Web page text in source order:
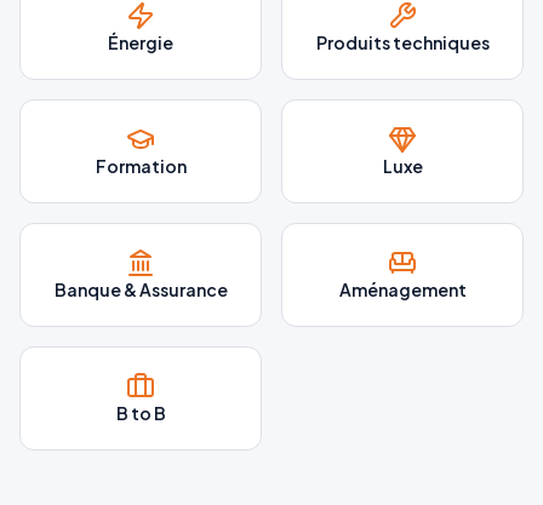
Énergie Produits techniques
Formation Luxe
Banque & Assurance Aménagement
B to B